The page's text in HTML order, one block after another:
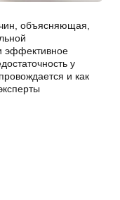
объясняющая,
эффективное
у
и как